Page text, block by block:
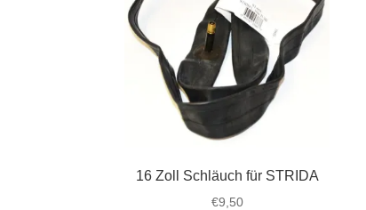
16 Zoll Schläuch für STRIDA
€9,50